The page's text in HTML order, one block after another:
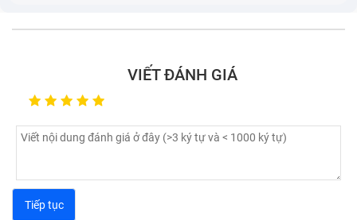
Pin laptop sạc không ổn định, lúc được lúc không,
sạc mãi không đầy.
Viên pin chết, hoặc phồng pin.
VIẾT ĐÁNH GIÁ